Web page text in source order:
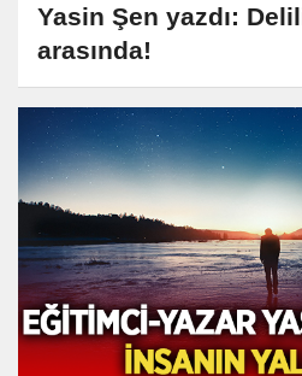
Yasin Şen yazdı:
arasında!